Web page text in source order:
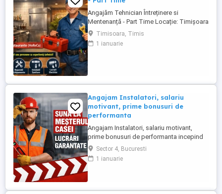
Angajăm Tehnician Întreținere si
Mentenanță - Part Time Locație: Timișoara
Domeniu: Restaurante (HoReCa) Căutăm o
persoană tehnică, responsabilă și
organizată pentru mentenanța preventivă
Timisoara, Timis
1 ianuarie
Angajam Instalatori, salariu
motivant, prime bonusuri de
performanta
Angajam Instalatori, salariu motivant,
prime bonusuri de performanta incepind
cu 5.000 - 8.000 RON Societate cu traditie
autorizata ANRE in domeniul instalatilor
angajeaza instalatori cu carnet de
termice. Vino sa faci ...
Sector 4, Bucuresti
1 ianuarie